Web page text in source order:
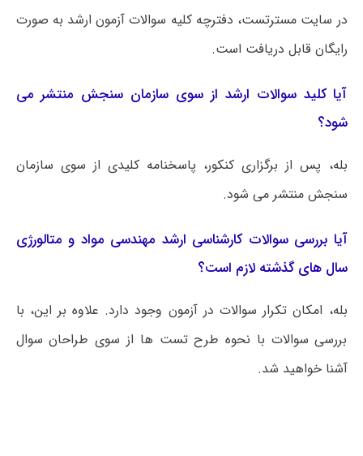
در سایت مسترتست، دفترچه کلیه سوالات آزمون ارشد به صورت
رایگان قابل دریافت است.
آیا کلید سوالات ارشد از سوی سازمان سنجش منتشر می
شود؟
بله، پس از برگزاری کنکور، پاسخنامه کلیدی از سوی سازمان
سنجش منتشر می شود.
آیا بررسی سوالات کارشناسی ارشد مهندسی مواد و متالورژی
سال های گذشته لازم است؟
بله، امکان تکرار سوالات در آزمون وجود دارد. علاوه بر این، با
بررسی سوالات با نحوه طرح تست ها از سوی طراحان سوال
آشنا خواهید شد.